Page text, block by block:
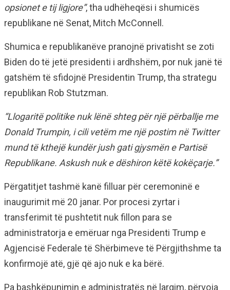
opsionet e tij ligjore”, tha udhëheqësi i shumicës
republikane në Senat, Mitch McConnell.
Shumica e republikanëve pranojnë privatisht se zoti
Biden do të jetë presidenti i ardhshëm, por nuk janë të
gatshëm të sfidojnë Presidentin Trump, tha strategu
republikan Rob Stutzman.
“Llogaritë politike nuk lënë shteg për një përballje me
Donald Trumpin, i cili vetëm me një postim në Twitter
mund të kthejë kundër jush gati gjysmën e Partisë
Republikane. Askush nuk e dëshiron këtë kokëçarje.”
Përgatitjet tashmë kanë filluar për ceremoninë e
inaugurimit më 20 janar. Por procesi zyrtar i
transferimit të pushtetit nuk fillon para se
administratorja e emëruar nga Presidenti Trump e
Agjencisë Federale të Shërbimeve të Përgjithshme ta
konfirmojë atë, gjë që ajo nuk e ka bërë.
Pa bashkëpunimin e administratës në largim, përvoja